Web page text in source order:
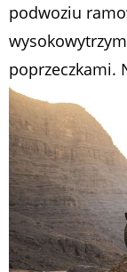
podwoziu
poprzeczkami.